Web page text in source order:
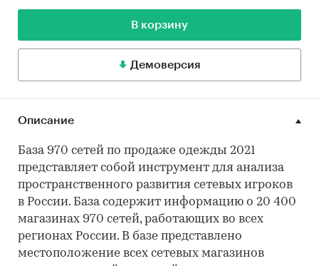
В корзину
Демоверсия
Описание
База 970 сетей по продаже одежды 2021
представляет собой инструмент для анализа
пространственного развития сетевых игроков
в России. База содержит информацию о 20 400
магазинах 970 сетей, работающих во всех
регионах России. В базе представлено
местоположение всех сетевых магазинов